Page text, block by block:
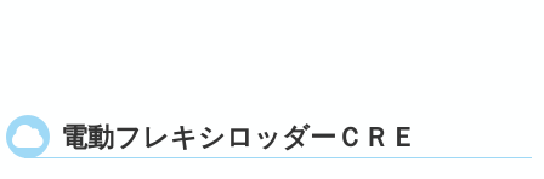
電動フレキシロッダーＣＲＥ